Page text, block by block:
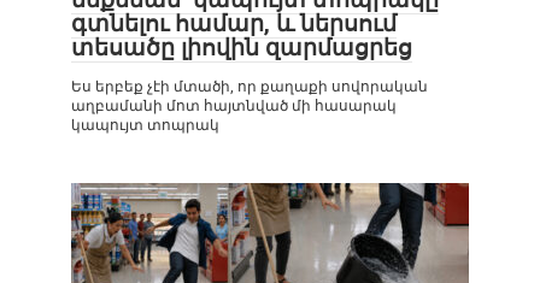
գտնելու համար, և ներսում
տեսածը լիովին զարմացրեց
Ես երբեք չէի մտածի, որ քաղաքի սովորական
աղբամանի մոտ հայտնված մի հասարակ
կապույտ տոպրակ